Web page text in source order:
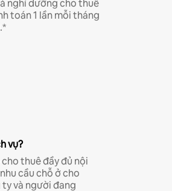
nghỉ dưỡng cho thuê
toán 1 lần mỗi tháng
vụ?
thuê đầy đủ nội
cầu chỗ ở cho
ty và người đang